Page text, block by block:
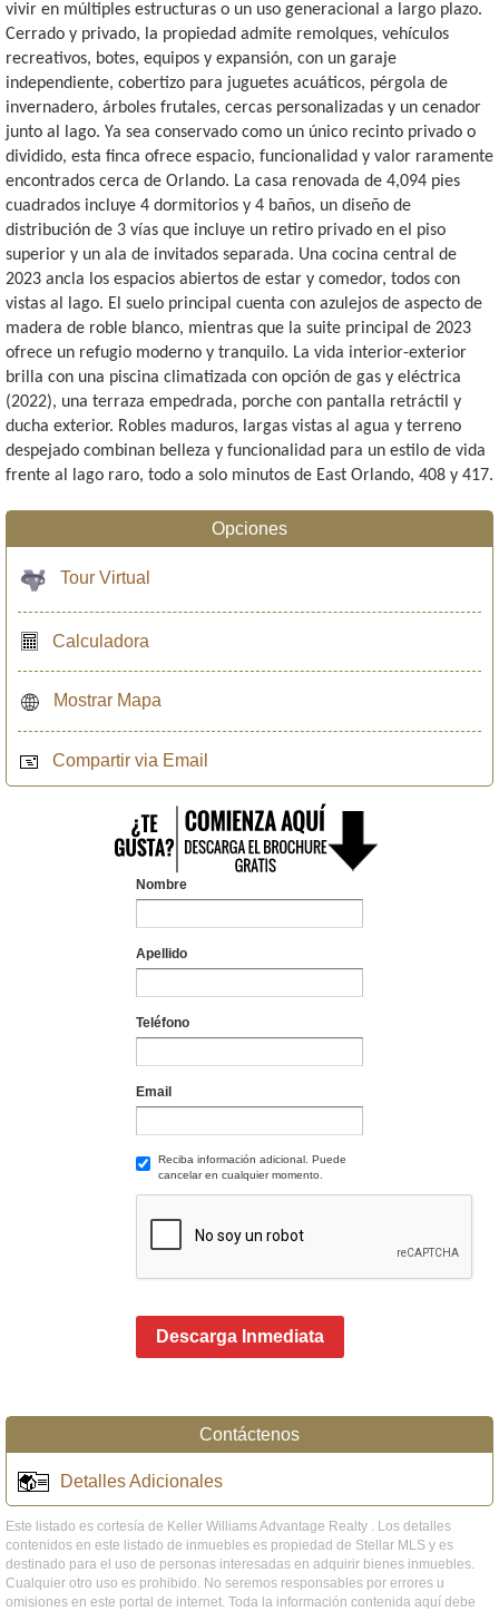
vivir en múltiples estructuras o un uso generacional a largo plazo.
Cerrado y privado, la propiedad admite remolques, vehículos
recreativos, botes, equipos y expansión, con un garaje
independiente, cobertizo para juguetes acuáticos, pérgola de
invernadero, árboles frutales, cercas personalizadas y un cenador
junto al lago. Ya sea conservado como un único recinto privado o
dividido, esta finca ofrece espacio, funcionalidad y valor raramente
encontrados cerca de Orlando. La casa renovada de 4,094 pies
cuadrados incluye 4 dormitorios y 4 baños, un diseño de
distribución de 3 vías que incluye un retiro privado en el piso
superior y un ala de invitados separada. Una cocina central de
2023 ancla los espacios abiertos de estar y comedor, todos con
vistas al lago. El suelo principal cuenta con azulejos de aspecto de
madera de roble blanco, mientras que la suite principal de 2023
ofrece un refugio moderno y tranquilo. La vida interior-exterior
brilla con una piscina climatizada con opción de gas y eléctrica
(2022), una terraza empedrada, porche con pantalla retráctil y
ducha exterior. Robles maduros, largas vistas al agua y terreno
despejado combinan belleza y funcionalidad para un estilo de vida
frente al lago raro, todo a solo minutos de East Orlando, 408 y 417.
Opciones
Tour Virtual
Calculadora
Mostrar Mapa
Compartir via Email
Nombre
Apellido
Teléfono
Email
Reciba información adicional. Puede
cancelar en cualquier momento.
Descarga Inmediata
Contáctenos
Detalles Adicionales
Este listado es cortesía de Keller Williams Advantage Realty . Los detalles
contenidos en este listado de inmuebles es propiedad de Stellar MLS y es
destinado para el uso de personas interesadas en adquirir bienes inmuebles.
Cualquier otro uso es prohibido. No seremos responsables por errores u
omisiones en este portal de internet. Toda la información contenida aquí debe